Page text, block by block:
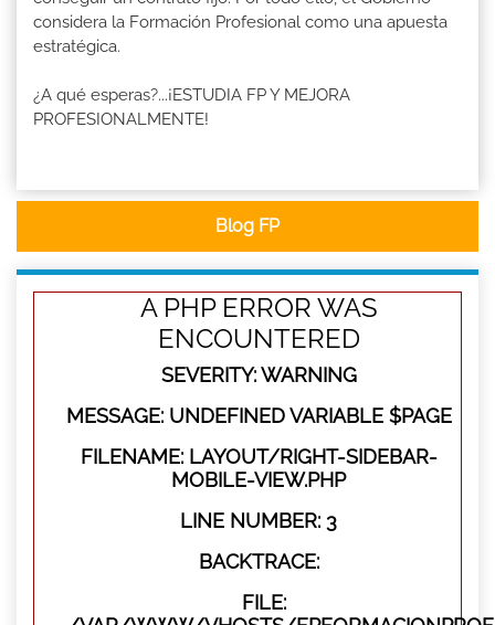
considera la Formación Profesional como una apuesta
estratégica.
¿A qué esperas?...¡ESTUDIA FP Y MEJORA
PROFESIONALMENTE!
Blog FP
A PHP ERROR WAS
ENCOUNTERED
SEVERITY: WARNING
MESSAGE: UNDEFINED VARIABLE $PAGE
FILENAME: LAYOUT/RIGHT-SIDEBAR-
MOBILE-VIEW.PHP
LINE NUMBER: 3
BACKTRACE:
FILE: